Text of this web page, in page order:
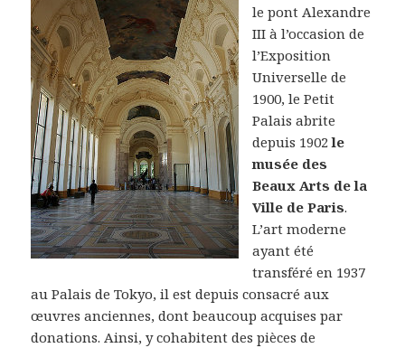
le pont Alexandre
III à l’occasion de
l’Exposition
Universelle de
1900, le Petit
Palais abrite
depuis 1902le
musée des
Beaux Arts de la
Ville de Paris.
L’art moderne
ayant été
transféré en 1937
au Palais de Tokyo, il est depuis consacré aux
œuvres anciennes, dont beaucoup acquises par
donations. Ainsi, y cohabitent des pièces de